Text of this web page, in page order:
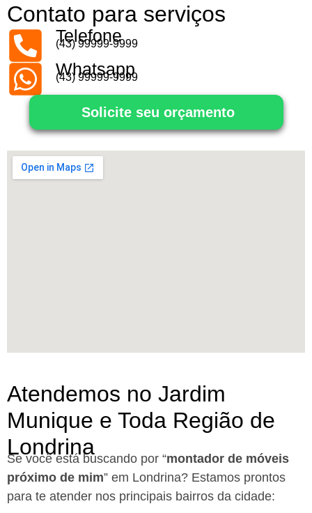
Contato para serviços
Telefone
(43) 99999-9999
Whatsapp
(43) 99999-9999
Solicite seu orçamento
Atendemos no Jardim
Munique e Toda Região de
Londrina
Se você está buscando por “montador de móveis
próximo de mim” em Londrina? Estamos prontos
para te atender nos principais bairros da cidade: